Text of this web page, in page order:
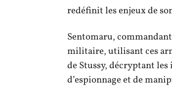
redéfinit les enjeux de
Sentomaru,
militaire, utilisant ces
de Stussy, décryptant
d’espionnage et de